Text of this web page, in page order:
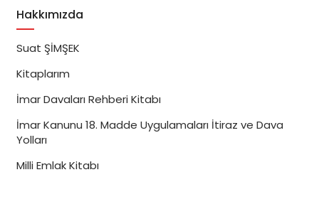
Hakkımızda
Suat ŞİMŞEK
Kitaplarım
İmar Davaları Rehberi Kitabı
İmar Kanunu 18. Madde Uygulamaları İtiraz ve Dava
Yolları
Milli Emlak Kitabı